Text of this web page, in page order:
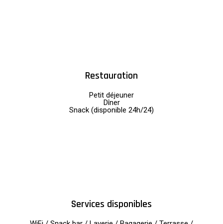
Restauration
Petit déjeuner
Dîner
Snack (disponible 24h/24)
Services disponibles